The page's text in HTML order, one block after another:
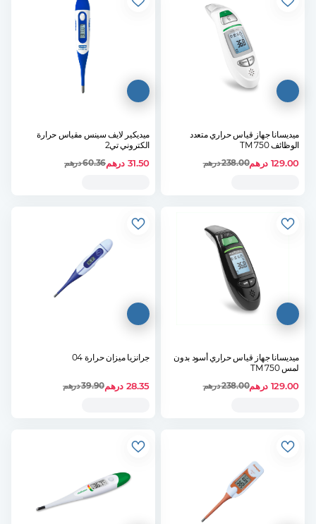
ميديسانا جهاز قياس حراري متعدد
الوظائف 750 TM
129.00 درهم238.00درهم
ميديكير لايف سينس مقياس حرارة
الكتروني تي2
31.50 درهم60.36درهم
ميديسانا جهاز قياس حراري أسود بدون
لمس 750 TM
129.00 درهم238.00درهم
جرانزيا ميزان حرارة 04
28.35 درهم39.90درهم